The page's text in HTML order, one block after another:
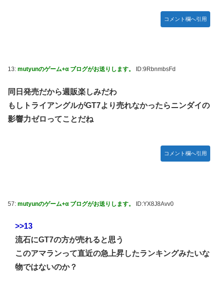
コメント欄へ引用
13: mutyunのゲーム+α ブログがお送りします。 ID:9RbnmbsFd
同日発売だから週販楽しみだわ
もしトライアングルがGT7より売れなかったらニンダイの
影響力ゼロってことだね
コメント欄へ引用
57: mutyunのゲーム+α ブログがお送りします。 ID:YX8J8Avv0
>>13
流石にGT7の方が売れると思う
このアマランって直近の急上昇したランキングみたいな
物ではないのか？